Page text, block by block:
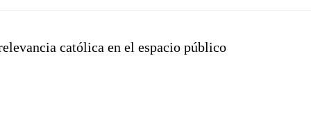
católica en el espacio público